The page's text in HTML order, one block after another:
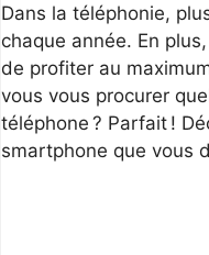
Dans la téléphonie,
chaque année. En
de profiter au
vous vous procurer
téléphone ? Parfait !
smartphone que vous